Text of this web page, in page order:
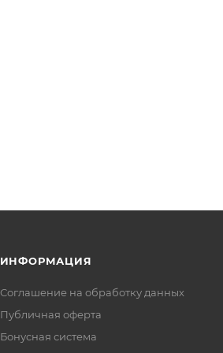
ИНФОРМАЦИЯ
Соглашение на обработку данных
Публичная оферта
Бонусная система